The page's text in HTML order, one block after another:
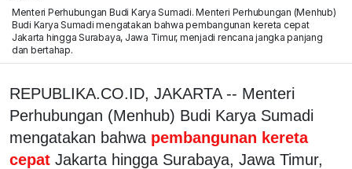
Menteri Perhubungan Budi Karya Sumadi. Menteri Perhubungan (Menhub)
Budi Karya Sumadi mengatakan bahwa pembangunan kereta cepat
Jakarta hingga Surabaya, Jawa Timur, menjadi rencana jangka panjang
dan bertahap.
REPUBLIKA.CO.ID, JAKARTA -- Menteri
Perhubungan (Menhub) Budi Karya Sumadi
mengatakan bahwa pembangunan kereta
cepat Jakarta hingga Surabaya, Jawa Timur,